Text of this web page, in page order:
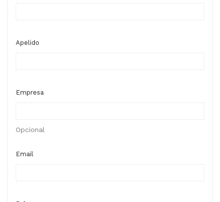
Apelido
Empresa
Opcional
Email